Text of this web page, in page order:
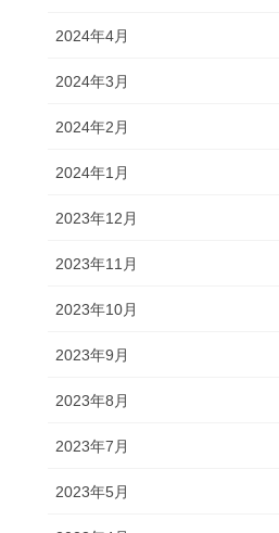
2024年4月
2024年3月
2024年2月
2024年1月
2023年12月
2023年11月
2023年10月
2023年9月
2023年8月
2023年7月
2023年5月